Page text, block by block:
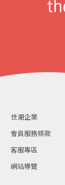
世潮企業
會員服務條款
客服專區
網站導覽